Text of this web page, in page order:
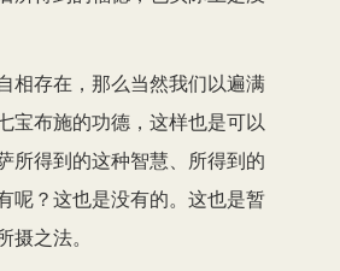
相存在，那么当然我们以遍满
宝布施的功德，这样也是可以
所得到的这种智慧、所得到的
呢？这也是没有的。这也是暂
之法。